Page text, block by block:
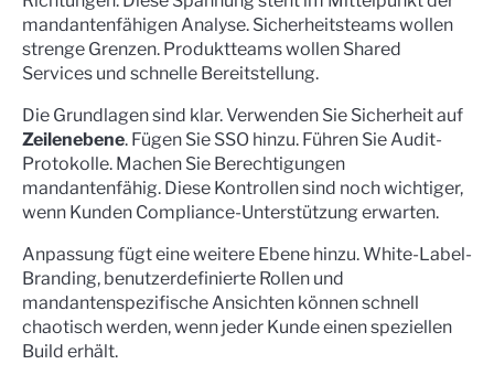
mandantenfähigen Analyse. Sicherheitsteams wollen
strenge Grenzen. Produktteams wollen Shared
Services und schnelle Bereitstellung.
Die Grundlagen sind klar. Verwenden Sie Sicherheit auf
Zeilenebene. Fügen Sie SSO hinzu. Führen Sie Audit-
Protokolle. Machen Sie Berechtigungen
mandantenfähig. Diese Kontrollen sind noch wichtiger,
wenn Kunden Compliance-Unterstützung erwarten.
Anpassung fügt eine weitere Ebene hinzu. White-Label-
Branding, benutzerdefinierte Rollen und
mandantenspezifische Ansichten können schnell
chaotisch werden, wenn jeder Kunde einen speziellen
Build erhält.